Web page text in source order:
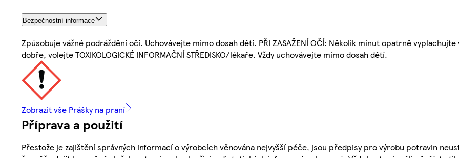
Bezpečnostní informace
Způsobuje vážné podráždění očí. Uchovávejte mimo dosah dětí. PŘI ZASAŽENÍ OČÍ: Několik minut opatrně
dobře, volejte TOXIKOLOGICKÉ INFORMAČNÍ STŘEDISKO/lékaře. Vždy uchovávejte mimo dosah dětí.
Zobrazit vše Prášky na praní
Příprava a použití
Přestože je zajištění správných informací o výrobcích věnována nejvyšší péče, jsou předpisy pro výrobu potravin